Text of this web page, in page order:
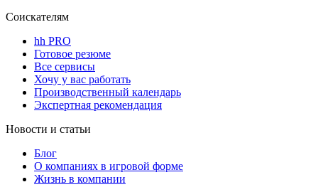
Соискателям
hh PRO
Готовое резюме
Все сервисы
Хочу у вас работать
Производственный календарь
Экспертная рекомендация
Новости и статьи
Блог
О компаниях в игровой форме
Жизнь в компании